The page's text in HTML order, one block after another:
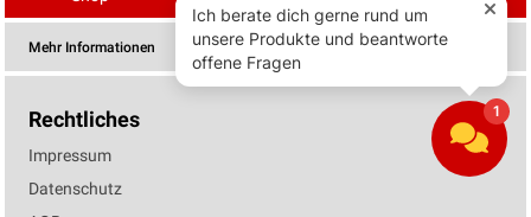
Mehr Informationen
Rechtliches
Impressum
Datenschutz